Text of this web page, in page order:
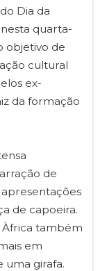
Dia da
quarta-
objetivo de
cultural
ex-
da formação
de
de capoeira.
Àfrica também
em
uma girafa.